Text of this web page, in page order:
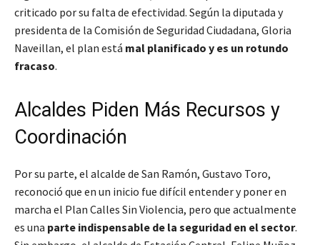
criticado por su falta de efectividad. Según la diputada y
presidenta de la Comisión de Seguridad Ciudadana, Gloria
Naveillan, el plan está mal planificado y es un rotundo
fracaso.
Alcaldes Piden Más Recursos y
Coordinación
Por su parte, el alcalde de San Ramón, Gustavo Toro,
reconoció que en un inicio fue difícil entender y poner en
marcha el Plan Calles Sin Violencia, pero que actualmente
es una parte indispensable de la seguridad en el sector.